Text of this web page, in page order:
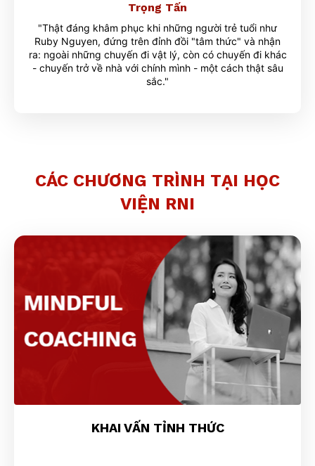
Trọng Tấn
"Thật đáng khâm phục khi những người trẻ tuổi như
Ruby Nguyen, đứng trên đỉnh đồi "tâm thức" và nhận
ra: ngoài những chuyến đi vật lý, còn có chuyến đi khác
- chuyến trở về nhà với chính mình - một cách thật sâu
sắc."
CÁC CHƯƠNG TRÌNH TẠI HỌC
VIỆN RNI
KHAI VẤN TỈNH THỨC